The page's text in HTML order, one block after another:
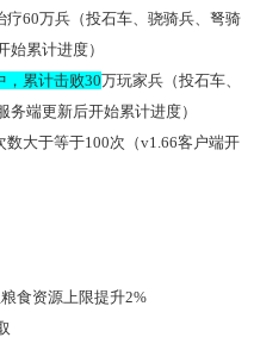
60万兵（投石车、骁骑兵、弩骑
累计进度）
，累计击败30万玩家兵 （投石车、
端更新后开始累计进度）
大于等于100次（v1.66客户端开
食资源上限提升2%